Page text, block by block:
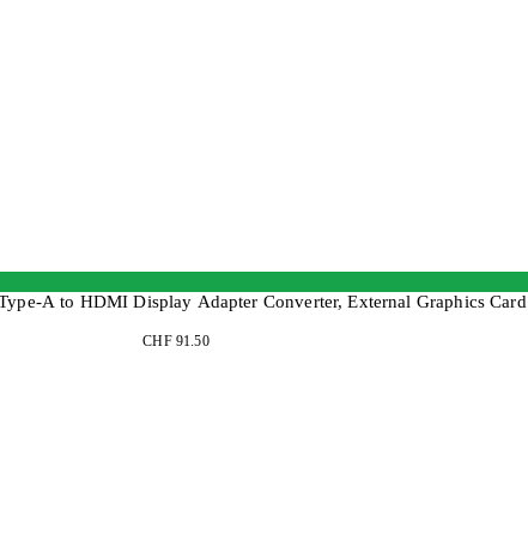
A to HDMI Display Adapter Converter, External Graphics Card
CHF 91.50